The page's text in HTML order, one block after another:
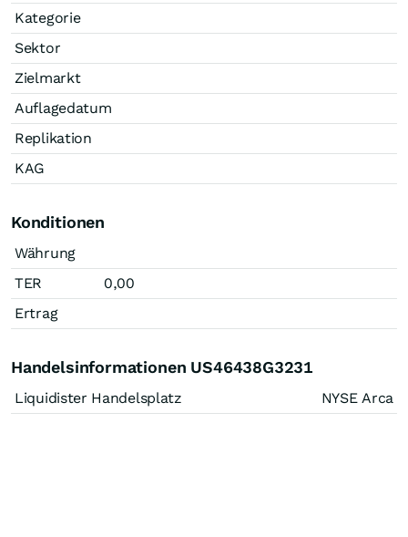
Kategorie
Sektor
Zielmarkt
Auflagedatum
Replikation
KAG
Konditionen
Währung
TER
0,00
Ertrag
Handelsinformationen US46438G3231
Liquidister Handelsplatz NYSE Arca